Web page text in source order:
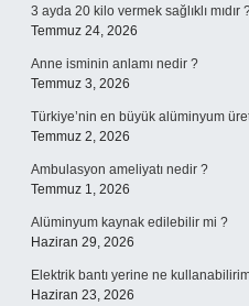
3 ayda 20 kilo vermek sağlıklı mıdır
Temmuz 24, 2026
Anne isminin anlamı nedir ?
Temmuz 3, 2026
Türkiye’nin en büyük alüminyum
Temmuz 2, 2026
Ambulasyon ameliyatı nedir ?
Temmuz 1, 2026
Alüminyum kaynak edilebilir mi ?
Haziran 29, 2026
Elektrik bantı yerine ne
Haziran 23, 2026